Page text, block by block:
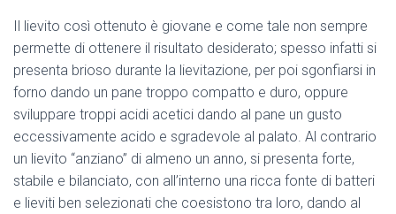
Il lievito così ottenuto è giovane e come tale non sempre
permette di ottenere il risultato desiderato; spesso infatti si
presenta brioso durante la lievitazione, per poi sgonfiarsi in
forno dando un pane troppo compatto e duro, oppure
sviluppare troppi acidi acetici dando al pane un gusto
eccessivamente acido e sgradevole al palato. Al contrario
un lievito “anziano” di almeno un anno, si presenta forte,
stabile e bilanciato, con all’interno una ricca fonte di batteri
e lieviti ben selezionati che coesistono tra loro, dando al